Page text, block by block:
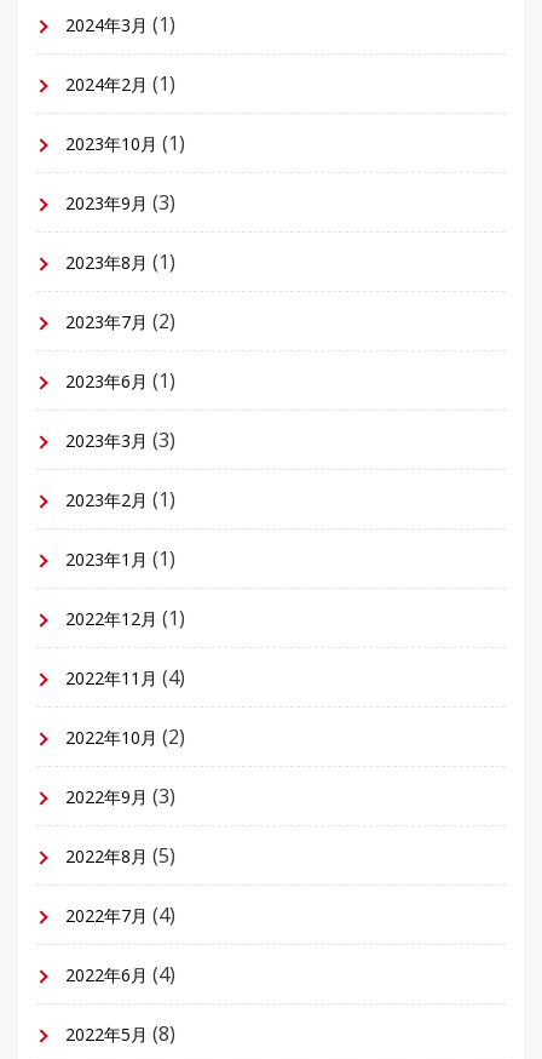
2024年3月 (1)
2024年2月 (1)
2023年10月 (1)
2023年9月 (3)
2023年8月 (1)
2023年7月 (2)
2023年6月 (1)
2023年3月 (3)
2023年2月 (1)
2023年1月 (1)
2022年12月 (1)
2022年11月 (4)
2022年10月 (2)
2022年9月 (3)
2022年8月 (5)
2022年7月 (4)
2022年6月 (4)
2022年5月 (8)